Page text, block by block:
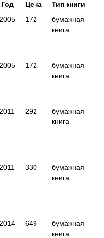
Год Цена
Тип книги
2005 172
бумажная
книга
2005 172
бумажная
книга
2011 292
бумажная
книга
2011 330
бумажная
книга
2014 649
бумажная
книга